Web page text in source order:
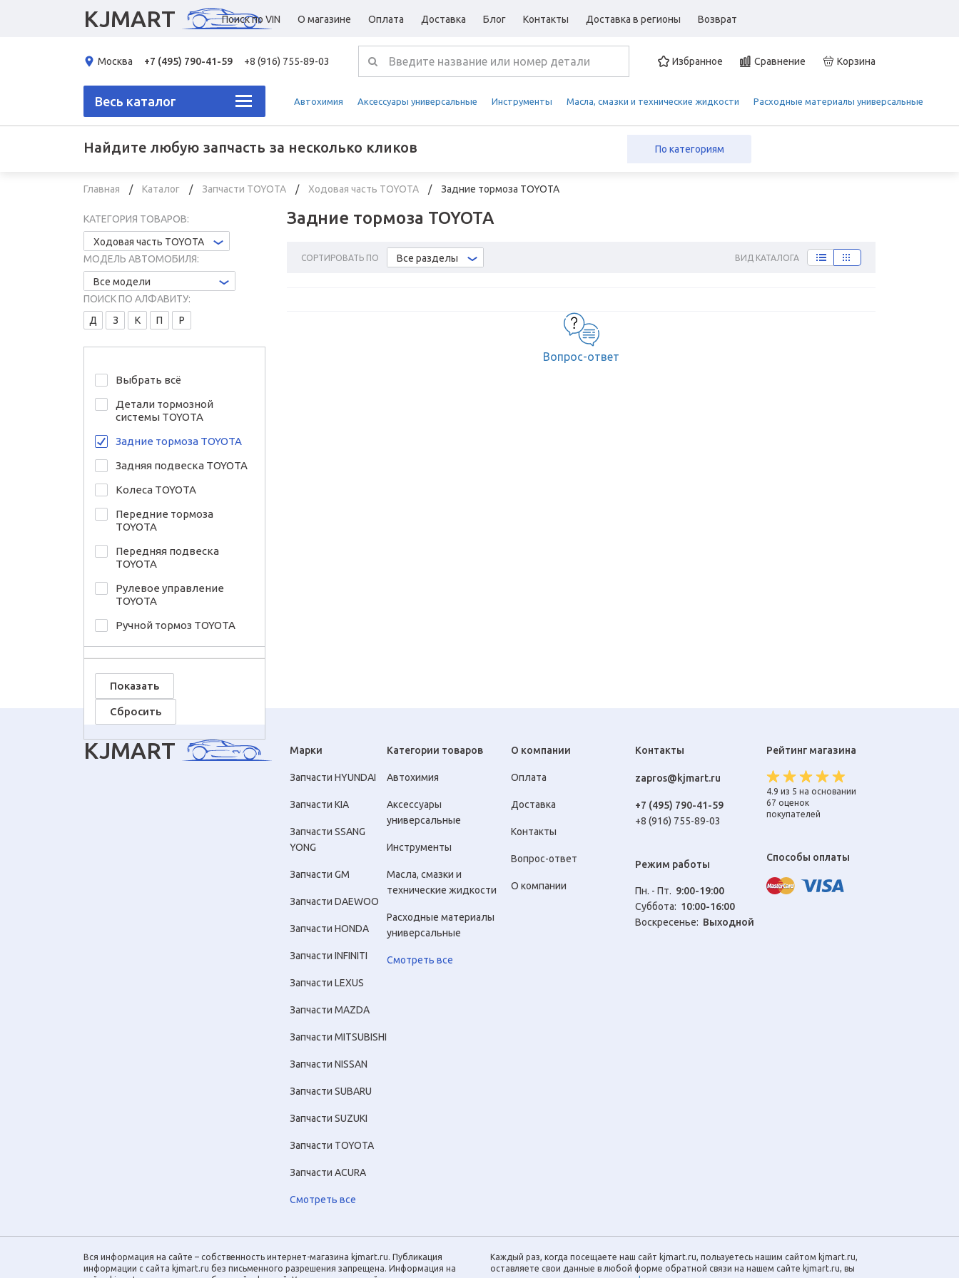
KJMART Поиск по VIN О магазине Оплата Доставка Блог Контакты Доставка в регионы Возврат
Москва +7 (495) 790-41-59 +8 (916) 755-89-03 Избранное Сравнение Корзина
Весь каталог Автохимия Аксессуары универсальные Инструменты Масла, смазки и технические жидкости Расходные материалы универсальные
Найдите любую запчасть за несколько кликов По категориям
Главная Каталог Запчасти TOYOTA Ходовая часть TOYOTA Задние тормоза TOYOTA
Задние тормоза TOYOTA
СОРТИРОВАТЬ ПО Все разделы ВИД КАТАЛОГА
КАТЕГОРИЯ ТОВАРОВ:
Ходовая часть TOYOTA
МОДЕЛЬ АВТОМОБИЛЯ:
Все модели
ПОИСК ПО АЛФАВИТУ:
Д
З К П Р
Выбрать всё
Детали тормозной
системы TOYOTA
Задние тормоза TOYOTA
Задняя подвеска TOYOTA
Колеса TOYOTA
Передние тормоза
TOYOTA
Передняя подвеска
TOYOTA
Рулевое управление
TOYOTA
Ручной тормоз TOYOTA
Вопрос-ответ
KJMART Марки
Запчасти HYUNDAI
Запчасти KIA
Запчасти SSANG
YONG
Запчасти GM
Запчасти DAEWOO
Запчасти HONDA
Запчасти INFINITI
Запчасти LEXUS
Запчасти MAZDA
Запчасти MITSUBISHI
Запчасти NISSAN
Запчасти SUBARU
Запчасти SUZUKI
Запчасти TOYOTA
Запчасти ACURA
Смотреть все
Категории товаров
Автохимия
Аксессуары
универсальные
Инструменты
Масла, смазки и
технические жидкости
Расходные материалы
универсальные
Смотреть все
О компании
Оплата
Доставка
Контакты
Вопрос-ответ
О компании
Контакты
zapros@kjmart.ru
+7 (495) 790-41-59
+8 (916) 755-89-03
Режим работы
Пн. - Пт. 9:00-19:00
Cуббота: 10:00-16:00
Воскресенье: Выходной
Рейтинг магазина
4.9 из 5 на основании
67 оценок
покупателей
Способы оплаты
Вся информация на сайте – собственность интернет-магазина kjmart.ru. Публикация
информации с сайта kjmart.ru без письменного разрешения запрещена. Информация на
Каждый раз, когда посещаете наш сайт kjmart.ru, пользуетесь нашим сайтом kjmart.ru,
оставляете свои данные в любой форме обратной связи на нашем сайте kjmart.ru, вы